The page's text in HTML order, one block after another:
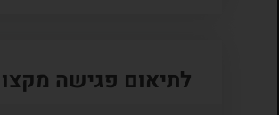
לתיאום פגישה